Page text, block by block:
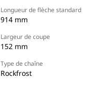
Longueur de flèche standard
914 mm
Largeur de coupe
152 mm
Type de chaîne
Rockfrost